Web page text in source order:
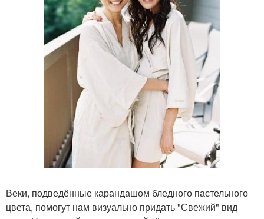
Веки, подведённые карандашом бледного пастельного
цвета, помогут нам визуально придать "Свежий" вид